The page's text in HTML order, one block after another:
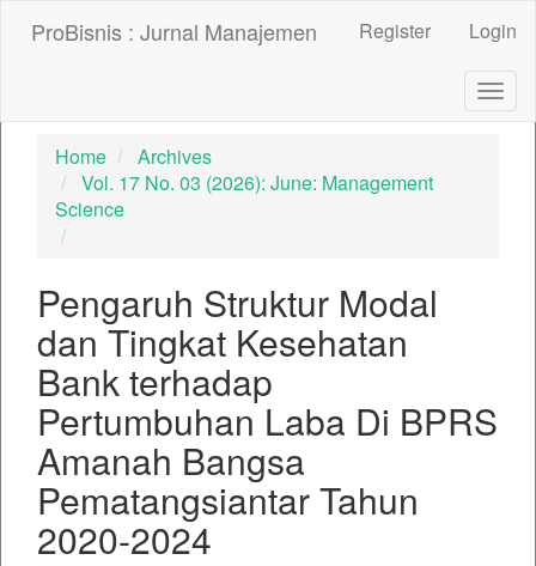
##plugins.themes.bootstrap3.accessible_menu.sidebar##
ProBisnis : Jurnal Manajemen Register Login
Home
Archives
Vol. 17 No. 03 (2026): June: Management
Science
Pengaruh Struktur Modal
dan Tingkat Kesehatan
Bank terhadap
Pertumbuhan Laba Di BPRS
Amanah Bangsa
Pematangsiantar Tahun
2020-2024